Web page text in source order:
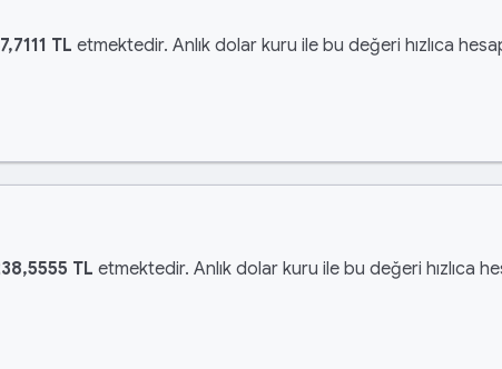
TL etmektedir. Anlık dolar kuru ile bu değeri hızlıca
TL etmektedir. Anlık dolar kuru ile bu değeri hızlıca